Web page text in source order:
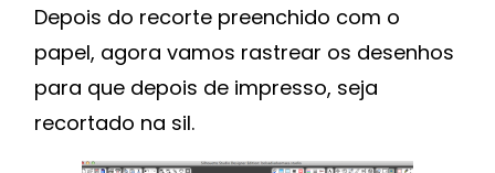
Depois do recorte preenchido com o
papel, agora vamos rastrear os desenhos
para que depois de impresso, seja
recortado na sil.